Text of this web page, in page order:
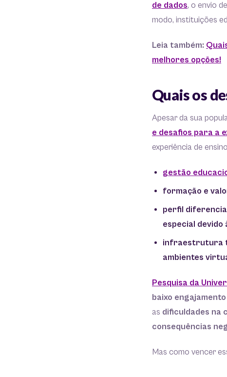
de dados, o envio
modo, instituições
Leia também:
melhores opções!
Quais os
Apesar da sua
e desafios para a
experiência de
gestão
formação e
perfil
especial
infraestrutura
ambientes
Pesquisa da
baixo
as dificuldades na
consequências
Mas como vencer